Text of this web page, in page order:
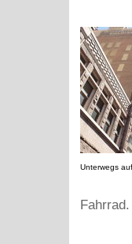
Unterwegs
Fahrrad.